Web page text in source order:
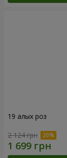
19 алых роз
2 124 грн